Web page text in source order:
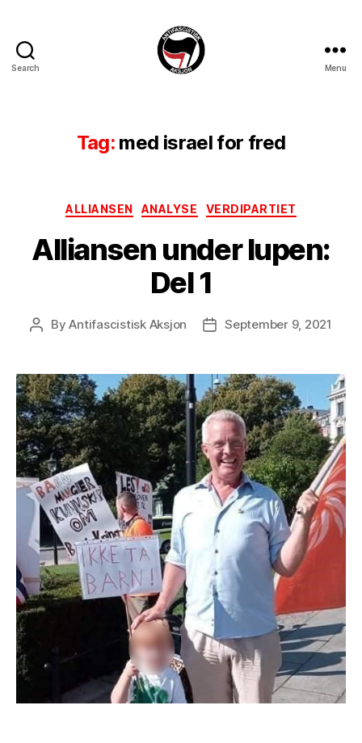
Search Menu
Tag: med israel for fred
Categories
ALLIANSEN ANALYSE VERDIPARTIET
Alliansen under lupen:
Del 1
PostByAntifascistisk Aksjon
PostSeptember 9, 2021